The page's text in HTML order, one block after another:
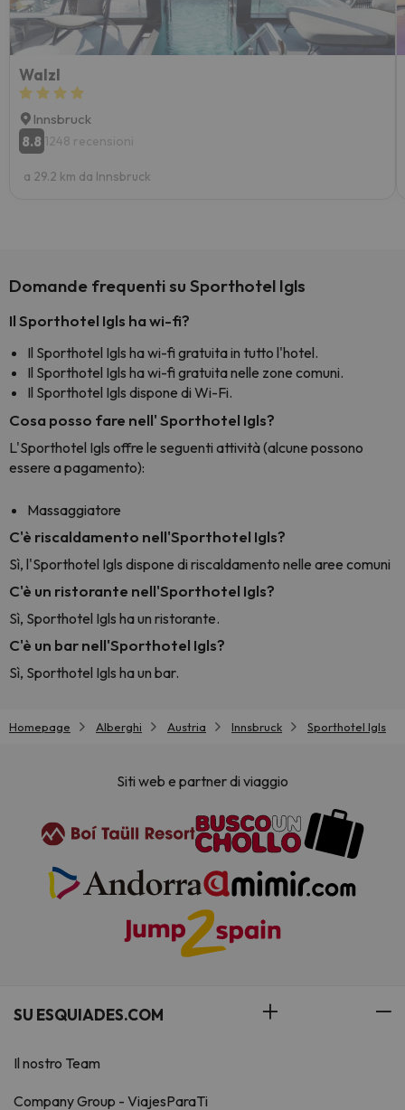
Walzl
Innsbruck
8.8 1248 recensioni
a 29.2 km da Innsbruck
Domande frequenti su Sporthotel Igls
Il Sporthotel Igls ha wi-fi?
Il Sporthotel Igls ha wi-fi gratuita in tutto l'hotel.
Il Sporthotel Igls ha wi-fi gratuita nelle zone comuni.
Il Sporthotel Igls dispone di Wi-Fi.
Cosa posso fare nell' Sporthotel Igls?
L'Sporthotel Igls offre le seguenti attività (alcune possono
essere a pagamento):
Massaggiatore
C'è riscaldamento nell'Sporthotel Igls?
Sì, l'Sporthotel Igls dispone di riscaldamento nelle aree comuni
C'è un ristorante nell'Sporthotel Igls?
Sì, Sporthotel Igls ha un ristorante.
C'è un bar nell'Sporthotel Igls?
Sì, Sporthotel Igls ha un bar.
Homepage Alberghi Austria Innsbruck Sporthotel Igls
Siti web e partner di viaggio
SU ESQUIADES.COM
Il nostro Team
Company Group - ViajesParaTi